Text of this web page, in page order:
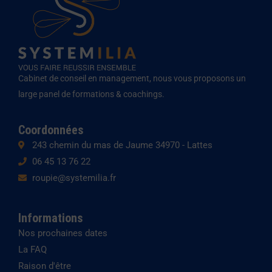
d
i
m
Cabinet de conseil en management, nous vous proposons un
large panel de formations & coachings.
Coordonnées
243 chemin du mas de Jaume 34970 - Lattes
06 45 13 76 22
roupie@systemilia.fr
Informations
Nos prochaines dates
La FAQ
Raison d'être